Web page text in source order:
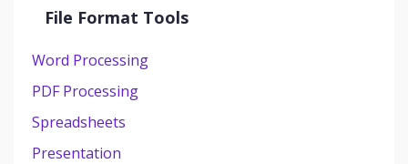
File Format Tools
Word Processing
PDF Processing
Spreadsheets
Presentation